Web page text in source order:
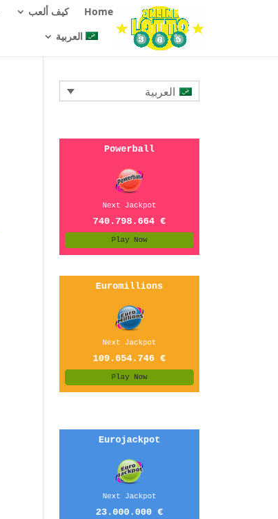
Home كيف ألعب
العربية
العربية